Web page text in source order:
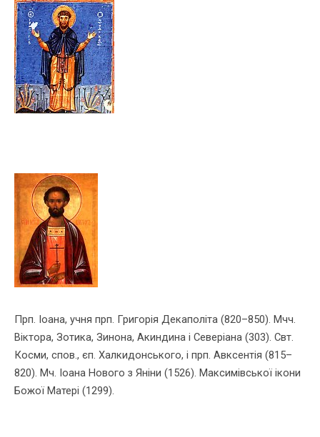
Прп. Іоана, учня прп. Григорiя Декаполiта (820–850). Мчч.
Вiктора, Зотика, Зинона, Акиндина i Северіана (303). Свт.
Косми, спов., єп. Халкидонського, i прп. Авксентiя (815–
820). Мч. Іоана Нового з Янiни (1526). Максимiвської iкони
Божої Матерi (1299).